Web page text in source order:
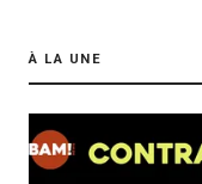
À LA UNE